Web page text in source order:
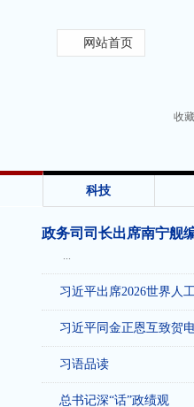
网站首页
收
科技
政务司司长出席南宁舰
...
习近平出席2026世界人
习近平同金正恩互致贺
习语品读
总书记深“话”政绩观